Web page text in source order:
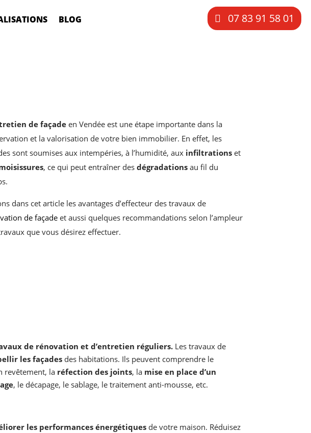
BLOG
07 83 91 58 01
?
de façadeen Vendée est une étape importante dans la
et la valorisation de votre bien immobilier. En effet, les
sont soumises aux intempéries, à l’humidité, aux infiltrationset
, ce qui peut entraîner des dégradationsau fil du
dans cet article les avantages d’effecteur des travaux de
de façadeet aussi quelques recommandations selon l’ampleur
que vous désirez effectuer.
de rénovation et d’entretien réguliers. Les travaux de
les façades des habitations. Ils peuvent comprendre le
revêtement, la réfection des joints, la mise en place d’un
, le décapage, le sablage, le traitement anti-mousse, etc.
les performances énergétiques de votre maison. Réduisez